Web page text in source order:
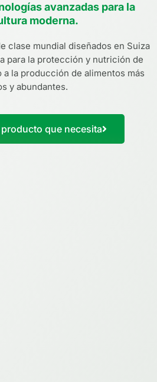
avanzadas para la
moderna.
clase mundial diseñados en Suiza
para la protección y nutrición de
la producción de alimentos más
y abundantes.
que necesita